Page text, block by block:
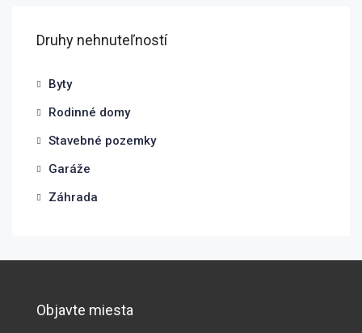
Druhy nehnuteľností
Byty
Rodinné domy
Stavebné pozemky
Garáže
Záhrada
Objavte miesta